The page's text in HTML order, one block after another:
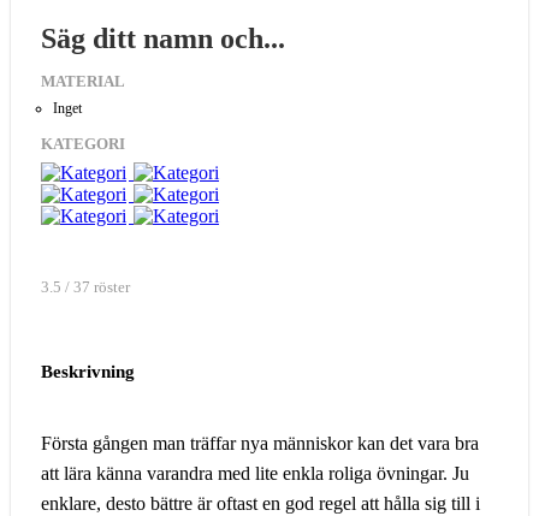
Säg ditt namn och...
MATERIAL
Inget
KATEGORI
3.5 / 37 röster
Beskrivning
Första gången man träffar nya människor kan det vara bra
att lära känna varandra med lite enkla roliga övningar. Ju
enklare, desto bättre är oftast en god regel att hålla sig till i